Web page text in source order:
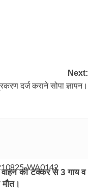
Next:
दर्ज कराने सोपा ज्ञापन।
की टक्कर से 3 गाय व